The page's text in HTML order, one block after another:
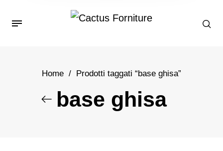
Home / Prodotti taggati “base ghisa”
base ghisa